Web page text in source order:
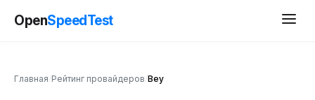
OpenSpeedTest
Главная Рейтинг провайдеров Bey